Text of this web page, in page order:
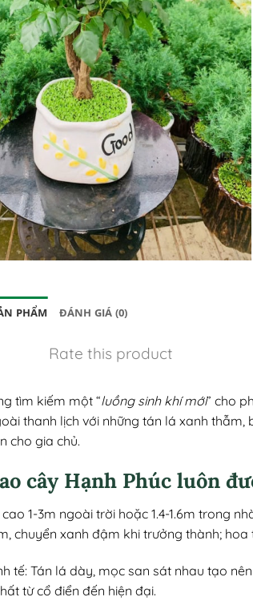
PHẨM ĐÁNH GIÁ (0)
Rate this product
tìm kiếm một “luồng sinh khí mới” cho
thanh lịch với những tán lá xanh
cho gia chủ.
cây Hạnh Phúc luôn
1-3m ngoài trời hoặc 1.4-1.6m trong
chuyển xanh đậm khi trưởng thành;
tế: Tán lá dày, mọc san sát nhau tạo
từ cổ điển đến hiện đại.